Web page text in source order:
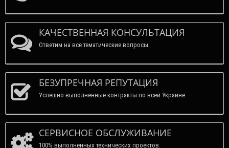
КАЧЕСТВЕННАЯ КОНСУЛЬТАЦИЯ
Ответим на все тематические вопросы.
БЕЗУПРЕЧНАЯ РЕПУТАЦИЯ
Успешно выполненные контракты по всей Украине.
СЕРВИСНОЕ ОБСЛУЖИВАНИЕ
100% выполненных технических проектов.